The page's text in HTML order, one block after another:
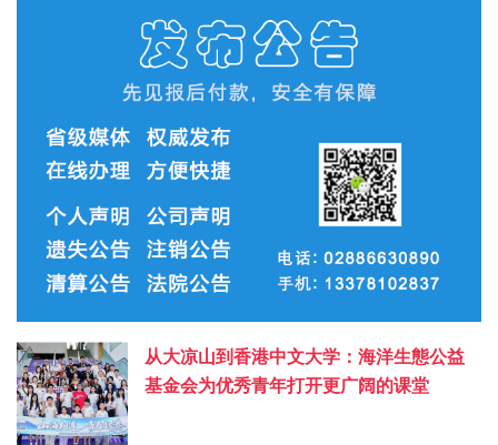
从大凉山到香港中文大学：海洋生態公益
基金会为优秀青年打开更广阔的课堂